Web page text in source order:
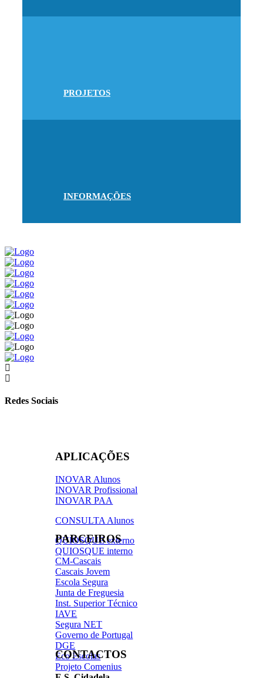
PROJETOS
INFORMAÇÕES
Redes Sociais
APLICAÇÕES
INOVAR Alunos
INOVAR Profissional
INOVAR PAA
CONSULTA Alunos
QUIOSQUE externo
QUIOSQUE interno
PARCEIROS
CM-Cascais
Cascais Jovem
Escola Segura
Junta de Freguesia
Inst. Superior Técnico
IAVE
Segura NET
Governo de Portugal
DGE
Eco Escolas
Projeto Comenius
CONTACTOS